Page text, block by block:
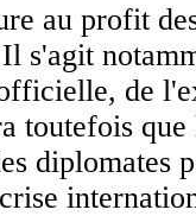
au profit
s'agit
de
toutefois
diplomates